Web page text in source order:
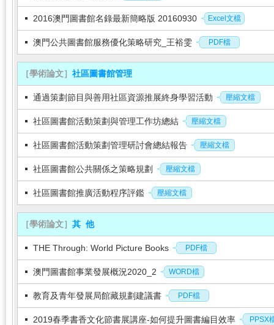
2016澳門圖書館名錄最新簡略版 20160930 Excel文檔
澳門公共圖書館服務優化策略研究_王裕雯 PDF檔
［學術論文］ 社區圖書館管理
通過策劃節目與善用社區資源推展終身學習活動 壓縮文檔
社區圖書館活動策劃與管理工作坊總結 壓縮文檔
社區圖書館活動策劃管理研討會總結報告 壓縮文檔
社區圖書館公共關係之策略規劃 壓縮文檔
社區圖書館推廣活動程序評鑑 壓縮文檔
［學術論文］ 其 他
THE Through: World Picture Books PDF檔
澳門圖書館事業發展概況2020_2 WORD檔
教育及青年發展局館藏規劃建議書 PDF檔
2019春季書香文化節書展講座-如何提升圖書編目效率 PPSX